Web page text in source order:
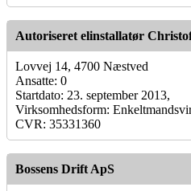
Autoriseret elinstallatør
Lovvej 14, 4700 Næstved
Ansatte: 0
Startdato: 23. september 2013,
Virksomhedsform:
CVR: 35331360
Bossens Drift ApS